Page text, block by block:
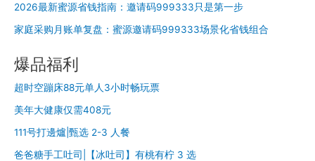
2026最新蜜源省钱指南：邀请码999333只是第一步
家庭采购月账单复盘：蜜源邀请码999333场景化省钱组合
爆品福利
超时空蹦床88元单人3小时畅玩票
美年大健康仅需408元
111号打邊爐|甄选 2-3 人餐
爸爸糖手工吐司|【冰吐司】有桃有柠 3 选